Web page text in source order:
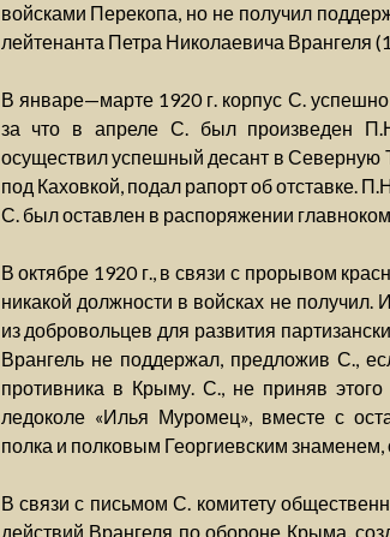
войсками Перекопа, но не получил
лейтенанта Петра Николаевича Врангеля
В январе—марте 1920 г. корпус С.
за что в апреле С. был произведен
осуществил успешный десант в Северную
под Каховкой, подал рапорт об отставке.
С. был оставлен в распоряжении
В октябре 1920 г., в связи с прорывом
никакой должности в войсках не
из добровольцев для развития
Врангель не поддержал, предложив С.,
противника в Крыму. С., не приняв
ледоколе «Илья Муромец», вместе с
полка и полковым Георгиевским знаменем,
В связи с письмом С. комитету
действий Врангеля по обороне Крыма,